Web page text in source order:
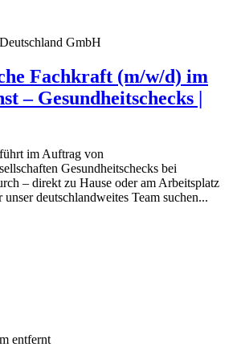
GmbH
Fachkraft (m/w/d) im
– Gesundheitschecks |
im Auftrag von
Gesundheitschecks bei
– direkt zu Hause oder am Arbeitsplatz
deutschlandweites Team suchen...
entfernt